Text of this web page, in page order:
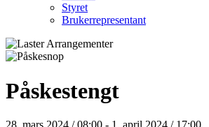
Styret
Brukerrepresentant
Påskestengt